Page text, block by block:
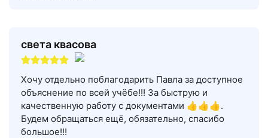
света квасова
Хочу отдельно поблагодарить Павла за доступное
объяснение по всей учёбе!!! За быструю и
качественную работу с документами 👍👍👍.
Будем обращаться ещё, обязательно, спасибо
большое!!!